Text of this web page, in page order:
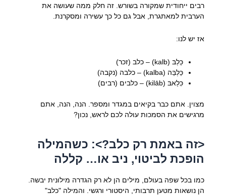
רבים ייחודית שמקורה בשורש. זה חלק ממה שעושה את
הערבית למאתגרת, אבל גם כל כך עשירה ומסקרנת.
אז יש לנו:
כַּלְבּ (kalb) – כלב (זכר)
כַּלְבַּה (kalba) – כלבה (נקבה)
כִּלַאבּ (kilāb) – כלבים (רבים)
מצוין. אתם כבר בקיאים במגדר ומספר. הנה, הנה, אתם
מרגישים את הסמכות עולה לכם לראש, נכון?
<זה באמת רק כלב?>: כשהמילה
הופכת לביטוי, ניב או… קללה
כמו בכל שפה בעולם, מילים הן לא רק הגדרה מילונית יבשה.
הן נושאות מטען תרבותי, היסטורי ורגשי. והמילה "כלב"